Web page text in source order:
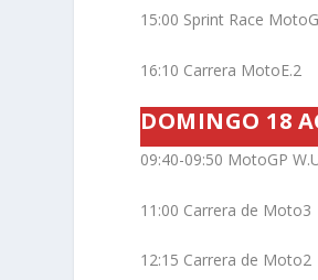
15:00 Sprint Race
16:10 Carrera MotoE.2
DOMINGO 18
09:40-09:50 MotoGP
11:00 Carrera de Moto3
12:15 Carrera de Moto2